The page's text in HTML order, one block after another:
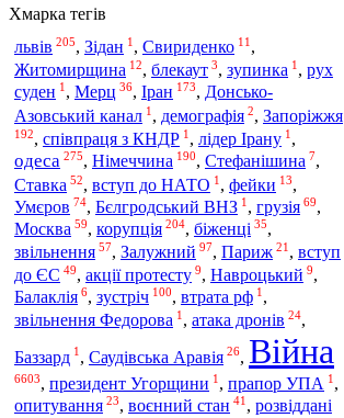
Хмарка тегів
львів 205, Зідан 1 , Свириденко 11 ,
Житомирщина 12, блекаут 3, зупинка 1 , рух
суден 1 , Мерц 36, Іран 173, Донсько-
Азовський канал 1 , демографія 2, Запоріжжя
192, співпраця з КНДР 1 , лідер Ірану 1 ,
одеса 275, Німеччина 190, Стефанішина 7,
Ставка 52, вступ до НАТО 1 , фейки 13,
Умєров 74, Бєлгродський ВНЗ 1 , грузія 69,
Москва 59, корупція 204, біженці 35,
звільнення 57, Залужний 97, Париж 21, вступ
до ЄС 49, акції протесту 9, Навроцький 9,
Балаклія 6, зустріч 100, втрата рф 1 ,
звільнення Федорова 1, атака дронів 24,
Баззард 1, Саудівська Аравія 26, Війна
6603, президент Угорщини 1 , прапор УПА 1 ,
опитування 23, воєнний стан 41 , розвіддані